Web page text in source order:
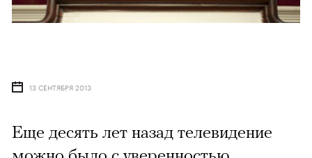
13 СЕНТЯБРЯ 2013
Еще десять лет назад телевидение